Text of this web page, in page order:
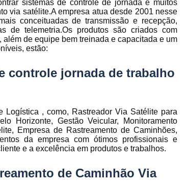
Gerenciamento de Frota de Empresas
Gerenciamento
Gerenciamento de Frota
Gerenciamento de Frota para
Gestão de Frota
Gestão de Frota
Gestão de Frota Belo Horizonte
Gestão de Frota de Veículos
Gestão de Frota de Veículos
sistemas de controle de jornada e muitos
via satélite.A empresa atua desde 2001 nesse
conceituadas de transmissão e recepção,
de telemetria.Os produtos são criados com
de equipe bem treinada e capacitada e um
estão:
controle jornada de trabalho
, como, Rastreador Via Satélite para
Horizonte, Gestão Veicular, Monitoramento
Empresa de Rastreamento de Caminhões,
da empresa com ótimos profissionais e
e a excelência em produtos e trabalhos.
de Caminhão Via